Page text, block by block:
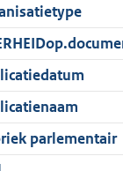
parlementair